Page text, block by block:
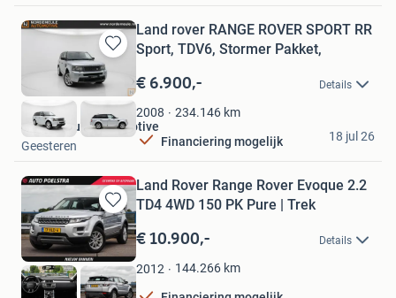
Bewaren
in
Mijn
Favorieten
Land rover RANGE ROVER SPORT RR
Sport, TDV6, Stormer Pakket,
€ 6.900,- Details
2008 234.146 km
Financiering mogelijk
Nordemeule Automotive
Geesteren
18 jul 26
Bewaren
in
Mijn
Favorieten
Land Rover Range Rover Evoque 2.2
TD4 4WD 150 PK Pure | Trek
€ 10.900,- Details
2012 144.266 km